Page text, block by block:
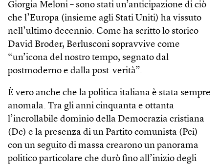
Giorgia Meloni – sono stati un’anticipazione di ciò
che l’Europa (insieme agli Stati Uniti) ha vissuto
nell’ultimo decennio. Come ha scritto lo storico
David Broder, Berlusconi sopravvive come
“un’icona del nostro tempo, segnato dal
postmoderno e dalla post-verità”.
È vero anche che la politica italiana è stata sempre
anomala. Tra gli anni cinquanta e ottanta
l’incrollabile dominio della Democrazia cristiana
(Dc) e la presenza di un Partito comunista (Pci)
con un seguito di massa crearono un panorama
politico particolare che durò fino all’inizio degli